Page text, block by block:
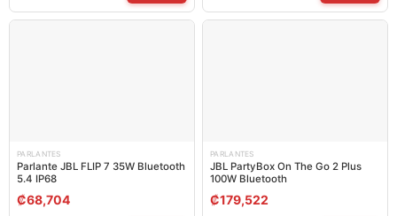
PARLANTES
Parlante JBL FLIP 7 35W Bluetooth
5.4 IP68
₡68,704
PARLANTES
JBL PartyBox On The Go 2 Plus
100W Bluetooth
₡179,522